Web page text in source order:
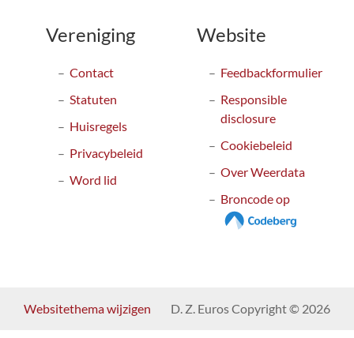
Vereniging
Contact
Statuten
Huisregels
Privacybeleid
Word lid
Website
Feedbackformulier
Responsible
disclosure
Cookiebeleid
Over Weerdata
Broncode op
Websitethema wijzigen D. Z. Euros Copyright © 2026